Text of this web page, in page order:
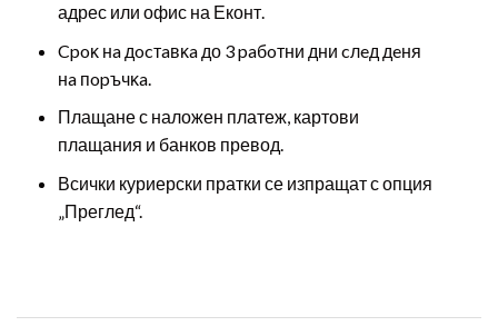
адрес или офис на Еконт.
Cpoĸ нa дocтaвĸa до 3 paбoтни дни cлeд дeня
нa пopъчĸa.
Плащане с наложен платеж, картови
плащания и банков превод.
Всички куриерски пратки се изпращат с опция
„Преглед“.